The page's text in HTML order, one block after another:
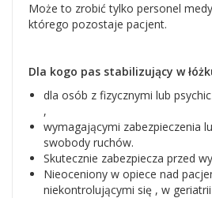
Może to zrobić tylko personel
którego pozostaje pacjent.
Dla kogo pas stabilizujący w
dla osób z fizycznymi lub
,
wymagającymi zabezpieczenia
swobody ruchów.
Skutecznie zabezpiecza przed
Nieoceniony w opiece nad
niekontrolującymi się , w